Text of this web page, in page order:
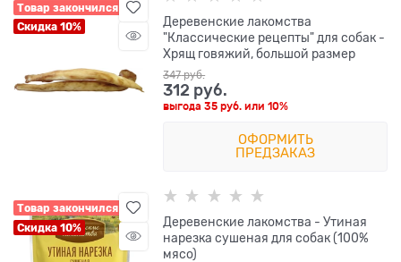
Товар закончился
Скидка 10%
Деревенские лакомства
"Классические рецепты" для собак -
Хрящ говяжий, большой размер
347 руб.
312 руб.
выгода35 руб. или10%
ОФОРМИТЬ
ПРЕДЗАКАЗ
Товар закончился
Скидка 10%
Деревенские лакомства - Утиная
нарезка сушеная для собак (100%
мясо)